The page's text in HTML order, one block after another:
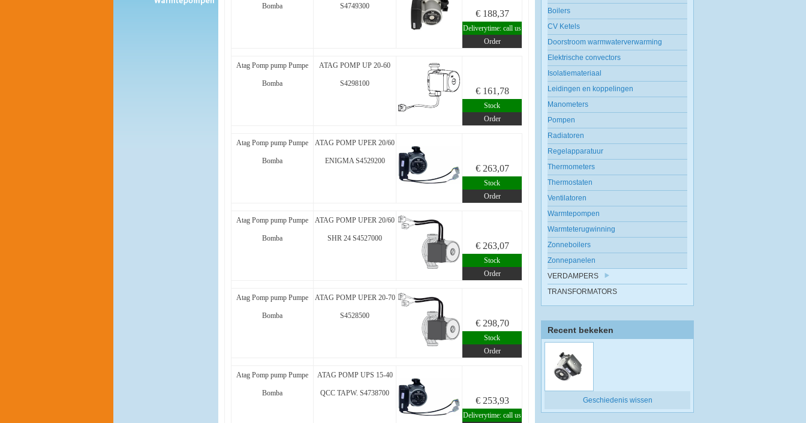
Bomba S4749300
€ 188,37
Deliverytime: call us
Order
Atag Pomp pump Pumpe
Bomba
ATAG POMP UP 20-60
S4298100
€ 161,78
Stock
Order
Atag Pomp pump Pumpe
Bomba
ATAG POMP UPER 20/60
ENIGMA S4529200
€ 263,07
Stock
Order
Atag Pomp pump Pumpe
Bomba
ATAG POMP UPER 20/60
SHR 24 S4527000
€ 263,07
Stock
Order
Atag Pomp pump Pumpe
Bomba
ATAG POMP UPER 20-70
S4528500
€ 298,70
Stock
Order
Atag Pomp pump Pumpe
Bomba
ATAG POMP UPS 15-40
QCC TAPW. S4738700
€ 253,93
Deliverytime: call us
Boilers
CV Ketels
Doorstroom warmwaterverwarming
Elektrische convectors
Isolatiemateriaal
Leidingen en koppelingen
Manometers
Pompen
Radiatoren
Regelapparatuur
Thermometers
Thermostaten
Ventilatoren
Warmtepompen
Warmteterugwinning
Zonneboilers
Zonnepanelen
VERDAMPERS
TRANSFORMATORS
Recent bekeken
Geschiedenis wissen